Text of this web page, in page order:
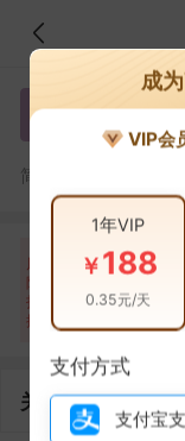
王 王琦
简介：
风
险
扫
描
自身风险
暂无风险
关联企业
成
VIP会
1年VIP
￥188
0.35元/天
支付方式
支付宝